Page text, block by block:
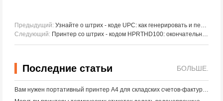
Предыдущий: Узнайте о штрих - коде UPC: как генерировать и печатать
Следующий: Принтер со штрих - кодом HPRTHD100: окончательное решение для маркировки электронной коммерции
Последние статьи БОЛЬШЕ.